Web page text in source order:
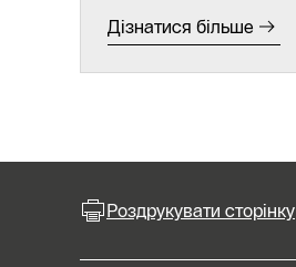
Дізнатися більше
Роздрукувати сторінку